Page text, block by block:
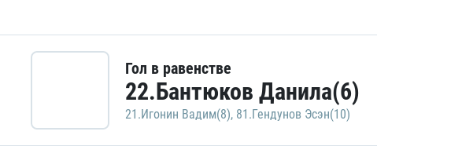
Гол в равенстве
22.Бантюков Данила(6)
21.Игонин Вадим(8), 81.Гендунов Эсэн(10)